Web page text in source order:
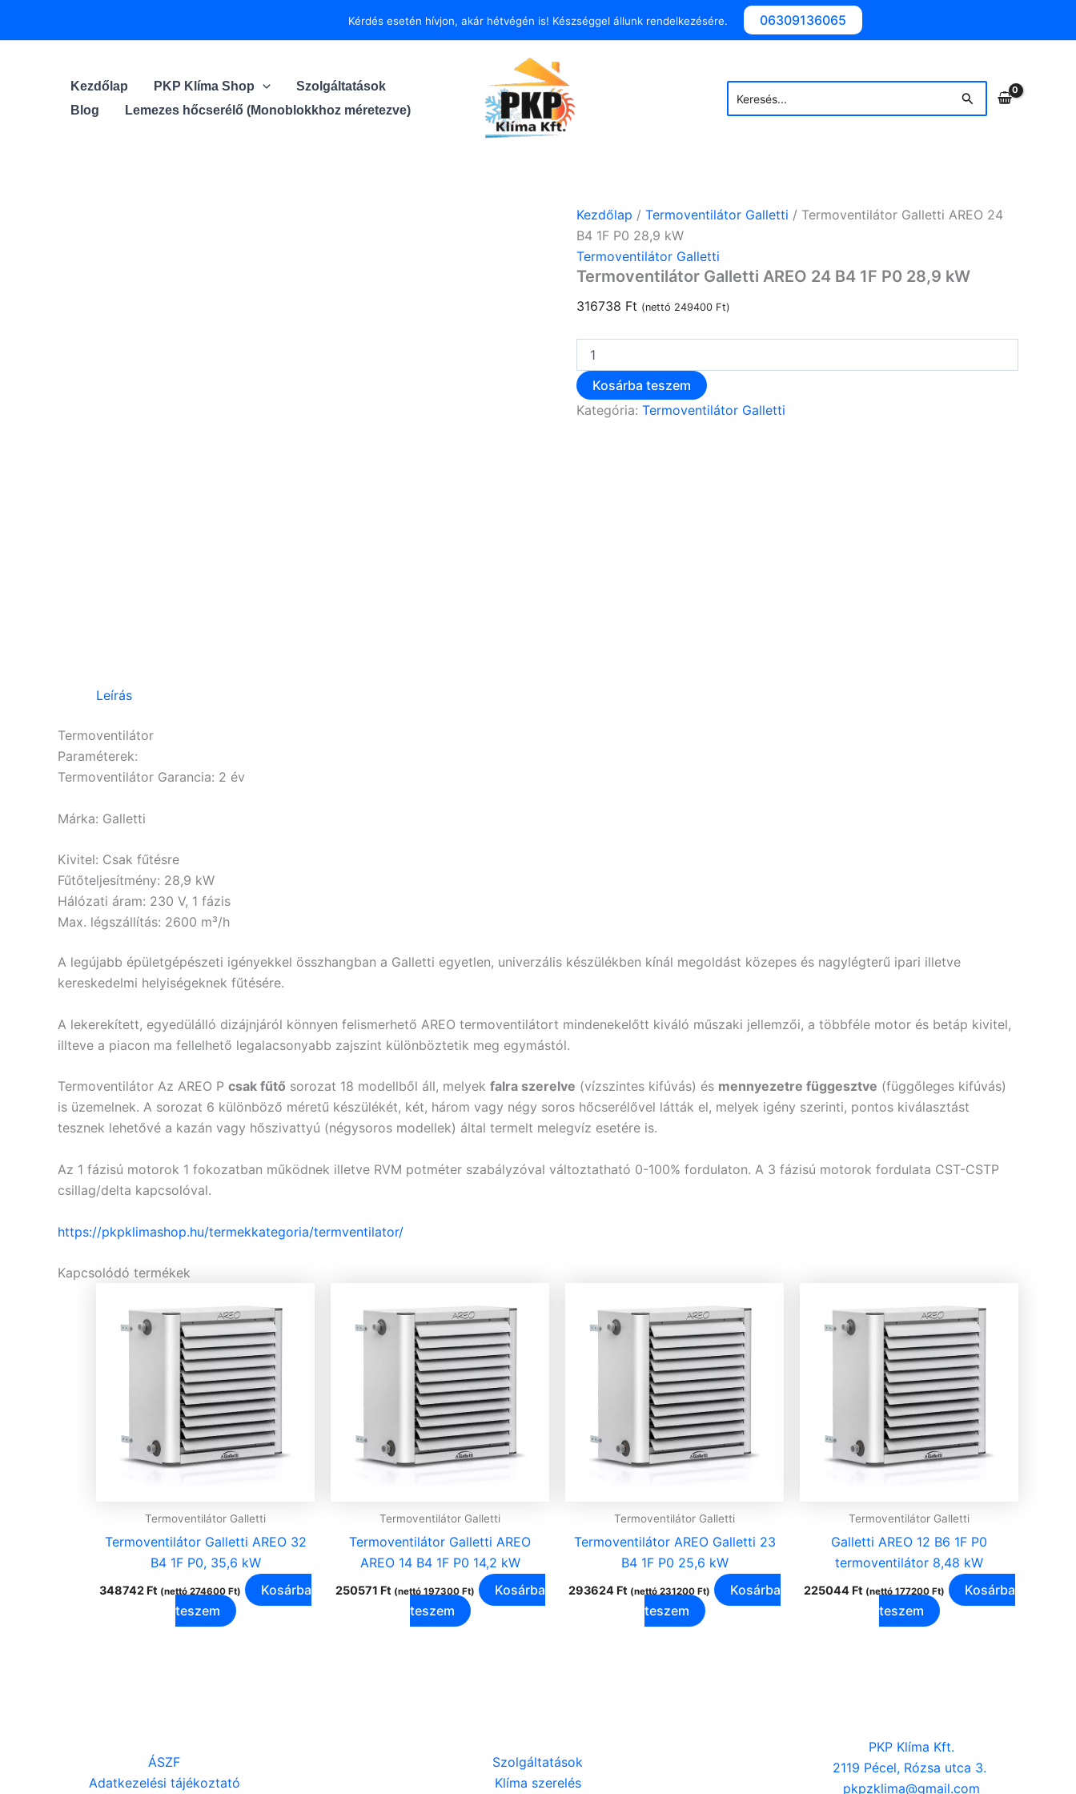
Kérdés esetén hívjon, akár hétvégén is! Készséggel állunk rendelkezésére. 06309136065
Kezdőlap PKP Klíma Shop
Szolgáltatások
Blog
Lemezes hőcserélő (Monoblokkhoz méretezve)
for:
Search
Kezdőlap / Termoventilátor Galletti / Termoventilátor Galletti AREO 24
B4 1F P0 28,9 kW
Termoventilátor Galletti
Termoventilátor Galletti AREO 24 B4 1F P0 28,9 kW
316738 Ft (nettó 249400 Ft)
Galletti
AREO
Kosárba teszem
Kategória: Termoventilátor Galletti
Leírás
Termoventilátor
Paraméterek:
Termoventilátor Garancia: 2 év
Márka: Galletti
Kivitel: Csak fűtésre
Fűtőteljesítmény: 28,9 kW
Hálózati áram: 230 V, 1 fázis
Max. légszállítás: 2600 m³/h
A legújabb épületgépészeti igényekkel összhangban a Galletti egyetlen, univerzális készülékben kínál megoldást közepes és nagylégterű ipari illetve
kereskedelmi helyiségeknek fűtésére.
A lekerekített, egyedülálló dizájnjáról könnyen felismerhető AREO termoventilátort mindenekelőtt kiváló műszaki jellemzői, a többféle motor és betáp kivitel,
illteve a piacon ma fellelhető legalacsonyabb zajszint különböztetik meg egymástól.
Termoventilátor Az AREO P csak fűtő sorozat 18 modellből áll, melyek falra szerelve (vízszintes kifúvás) és mennyezetre függesztve (függőleges kifúvás)
is üzemelnek. A sorozat 6 különböző méretű készülékét, két, három vagy négy soros hőcserélővel látták el, melyek igény szerinti, pontos kiválasztást
tesznek lehetővé a kazán vagy hőszivattyú (négysoros modellek) által termelt melegvíz esetére is.
Az 1 fázisú motorok 1 fokozatban működnek illetve RVM potméter szabályzóval változtatható 0-100% fordulaton. A 3 fázisú motorok fordulata CST-CSTP
csillag/delta kapcsolóval.
https://pkpklimashop.hu/termekkategoria/termventilator/
Kapcsolódó termékek
Termoventilátor Galletti
Termoventilátor Galletti AREO 32
B4 1F P0, 35,6 kW
348742 Ft (nettó 274600 Ft)
Kosárba
teszem
Termoventilátor Galletti
Termoventilátor Galletti AREO
AREO 14 B4 1F P0 14,2 kW
250571 Ft (nettó 197300 Ft)
Kosárba
teszem
Termoventilátor Galletti
Termoventilátor AREO Galletti 23
B4 1F P0 25,6 kW
293624 Ft (nettó 231200 Ft)
Kosárba
teszem
Termoventilátor Galletti
Galletti AREO 12 B6 1F P0
termoventilátor 8,48 kW
225044 Ft (nettó 177200 Ft)
Kosárba
teszem
ÁSZF
Adatkezelési tájékoztató
Szolgáltatások
Klíma szerelés
PKP Klíma Kft.
2119 Pécel, Rózsa utca 3.
pkpzklima@gmail.com